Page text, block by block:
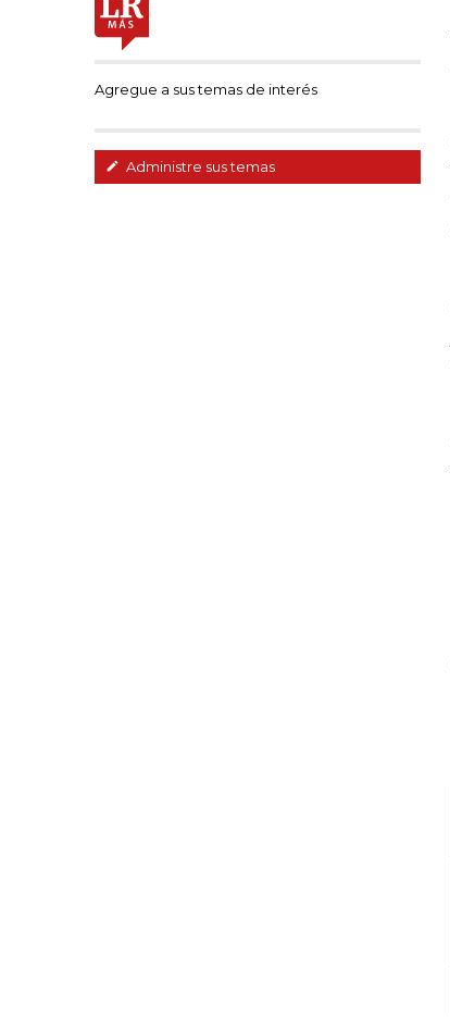
Agregue a sus temas de interés
Administre sus temas